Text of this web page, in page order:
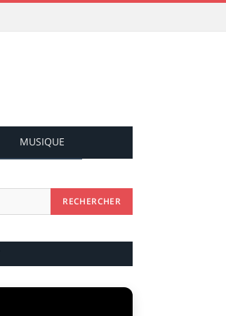
MUSIQUE